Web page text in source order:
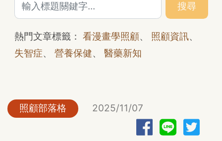
搜尋
熱門文章標籤： 看漫畫學照顧、 照顧資訊、
失智症、 營養保健、 醫藥新知
照顧部落格 2025/11/07